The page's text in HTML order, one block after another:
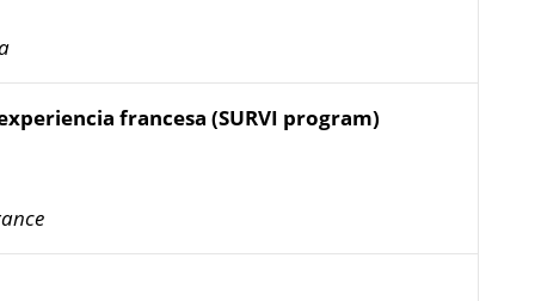
francesa (SURVI program)